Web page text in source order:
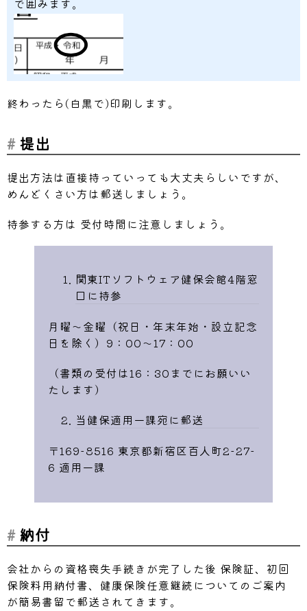
で囲みます。
終わったら(白黒で)印刷します。
提出
提出方法は直接持っていっても大丈夫らしいですが、
めんどくさい方は郵送しましょう。
持参する方は 受付時間に注意しましょう。
関東ITソフトウェア健保会館4階窓
口に持参
月曜～金曜（祝日・年末年始・設立記念
日を除く）9：00～17：00
（書類の受付は16：30までにお願いい
たします）
当健保適用一課宛に郵送
〒169-8516 東京都新宿区百人町2-27-
6 適用一課
納付
会社からの資格喪失手続きが完了した後 保険証、初回
保険料用納付書、健康保険任意継続についてのご案内
が簡易書留で郵送されてきます。